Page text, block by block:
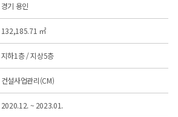
경기 용인
132,185.71 ㎡
지하1층 / 지상5층
건설사업관리(CM)
2020.12. ~ 2023.01.